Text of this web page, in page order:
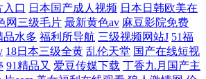
入口 日本国产成人视频 日本日韩欧美在
网三级毛片 最新黄色av 麻豆影院免费
品水多 福利所导航 三级视频网站J 51福
18日本三级全黄 乱伦天堂 国产在线短视
91精品又 爱豆传媒下载 丁香九月国产主